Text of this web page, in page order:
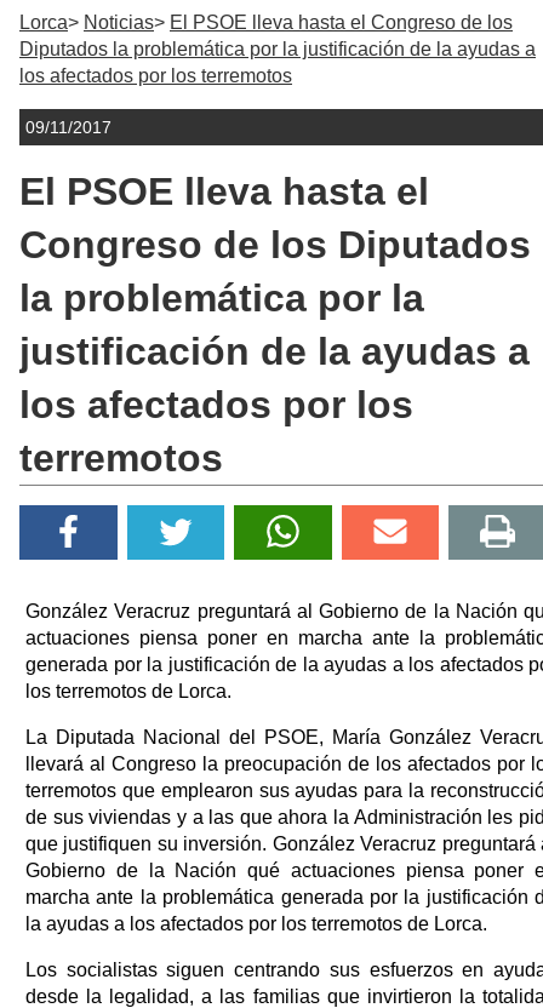
Lorca Noticias
El PSOE lleva hasta el Congreso de los
Diputados la problemática por la justificación de la ayudas a
los afectados por los terremotos
09/11/2017
El PSOE lleva hasta el
Congreso de los Diputados
la problemática por la
justificación de la ayudas a
los afectados por los
terremotos
González Veracruz preguntará al Gobierno de la Nación
actuaciones piensa poner en marcha ante la
generada por la justificación de la ayudas a los afectados
los terremotos de Lorca.
La Diputada Nacional del PSOE, María González
llevará al Congreso la preocupación de los afectados por
terremotos que emplearon sus ayudas para la
de sus viviendas y a las que ahora la Administración les
que justifiquen su inversión. González Veracruz preguntará
Gobierno de la Nación qué actuaciones piensa poner
marcha ante la problemática generada por la justificación
la ayudas a los afectados por los terremotos de Lorca.
Los socialistas siguen centrando sus esfuerzos en
desde la legalidad, a las familias que invirtieron la